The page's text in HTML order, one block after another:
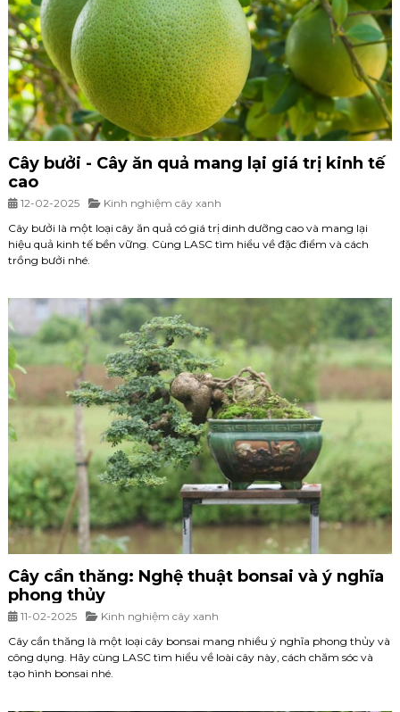
Cây bưởi - Cây ăn quả mang lại giá trị kinh tế
cao
12-02-2025
Kinh nghiệm cây xanh
Cây bưởi là một loại cây ăn quả có giá trị dinh dưỡng cao và mang lại
hiệu quả kinh tế bền vững. Cùng LASC tìm hiểu về đặc điểm và cách
trồng bưởi nhé.
Cây cần thăng: Nghệ thuật bonsai và ý nghĩa
phong thủy
11-02-2025
Kinh nghiệm cây xanh
Cây cần thăng là một loại cây bonsai mang nhiều ý nghĩa phong thủy và
công dụng. Hãy cùng LASC tìm hiểu về loài cây này, cách chăm sóc và
tạo hình bonsai nhé.